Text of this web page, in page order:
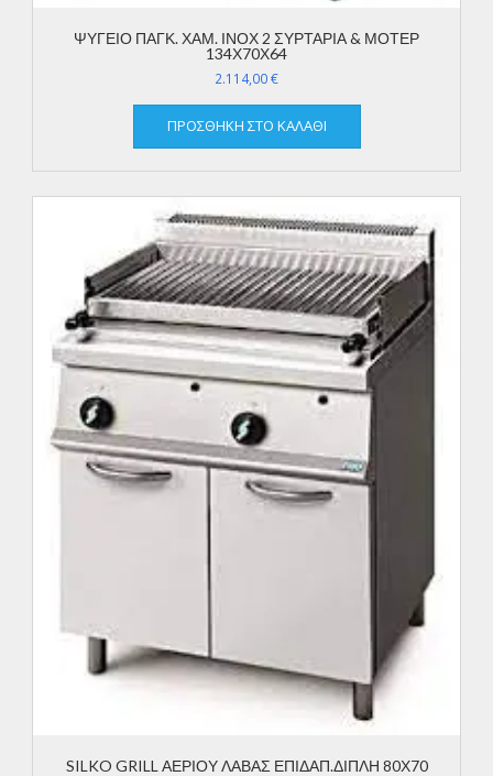
ΨΥΓΕΙΟ ΠΑΓΚ. ΧΑΜ. ΙΝΟΧ 2 ΣΥΡΤΑΡΙΑ & ΜΟΤΕΡ
134Χ70Χ64
2.114,00€
ΠΡΟΣΘΉΚΗ ΣΤΟ ΚΑΛΆΘΙ
SILKO GRILL ΑΕΡΙΟΥ ΛΑΒΑΣ ΕΠΙΔΑΠ.ΔΙΠΛΗ 80Χ70